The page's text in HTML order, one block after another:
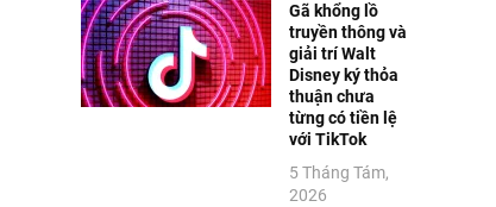
Gã khổng lồ
truyền thông và
giải trí Walt
Disney ký thỏa
thuận chưa
từng có tiền lệ
với TikTok
5 Tháng Tám,
2026